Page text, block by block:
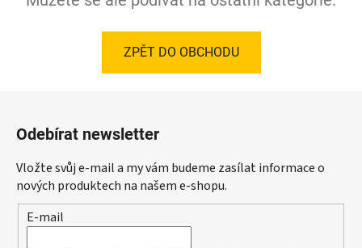
ZPĚT DO OBCHODU
Odebírat newsletter
Vložte svůj e-mail a my vám budeme zasílat informace o
nových produktech na našem e-shopu.
E-mail